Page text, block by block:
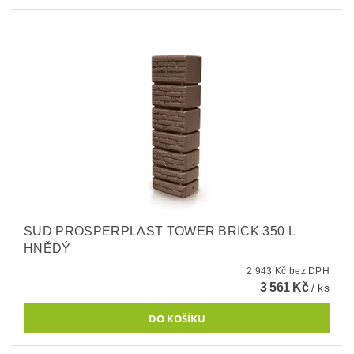
SUD PROSPERPLAST TOWER BRICK 350 L
HNĚDÝ
2 943 Kč bez DPH
3 561 Kč/ ks